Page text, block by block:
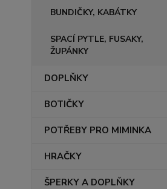
BUNDIČKY, KABÁTKY
SPACÍ PYTLE, FUSAKY,
ŽUPÁNKY
DOPLŇKY
BOTIČKY
POTŘEBY PRO MIMINKA
HRAČKY
ŠPERKY A DOPLŇKY